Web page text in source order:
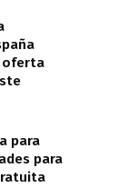
oferta
para
para